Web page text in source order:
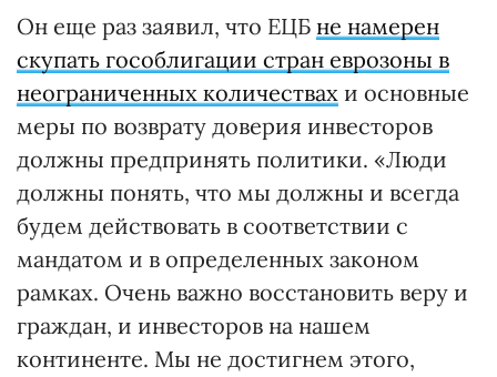
Он еще раз заявил, что ЕЦБ не намерен
скупать гособлигации стран еврозоны в
неограниченных количествах и основные
меры по возврату доверия инвесторов
должны предпринять политики. «Люди
должны понять, что мы должны и всегда
будем действовать в соответствии с
мандатом и в определенных законом
рамках. Очень важно восстановить веру и
граждан, и инвесторов на нашем
континенте. Мы не достигнем этого,